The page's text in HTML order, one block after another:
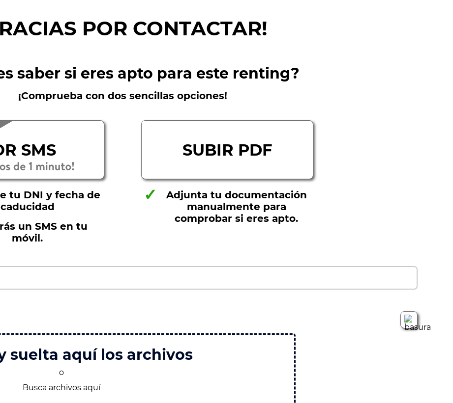
POR CONTACTAR!
saber si eres apto para este renting?
¡Comprueba con dos sencillas opciones!
SMS
tu DNI y fecha de
caducidad
un SMS en tu
móvil.
SUBIR PDF
✓
Adjunta tu documentación
manualmente para
comprobar si eres apto.
suelta aquí los archivos
o